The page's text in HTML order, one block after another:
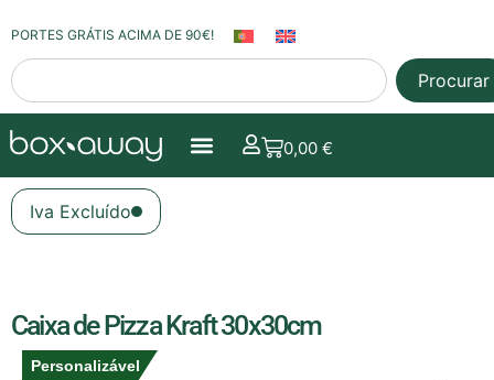
PORTES GRÁTIS ACIMA DE 90€!
Procurar
0,00€
Iva Excluído
Caixa de Pizza Kraft 30x30cm
Personalizável